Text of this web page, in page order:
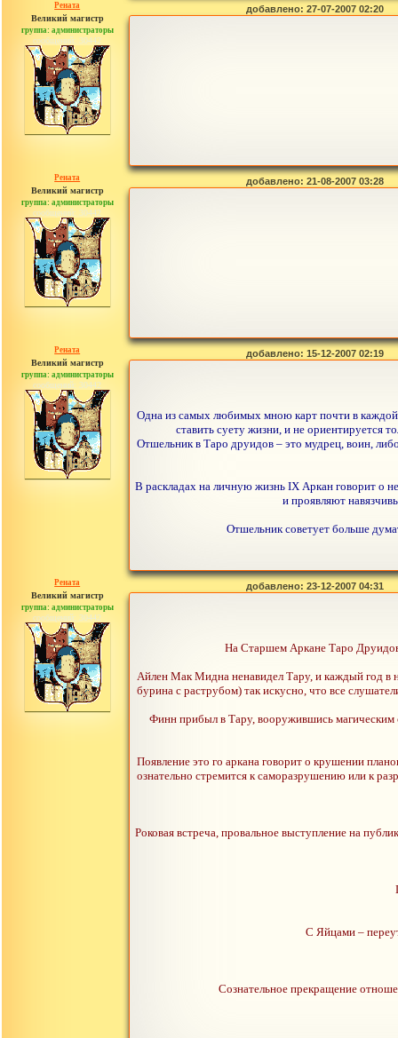
Рената
Великий магистр
группа: администраторы
сообщений: 30442
добавлено: 27-07-2007 02:20
Рената
Великий магистр
группа: администраторы
сообщений: 30442
добавлено: 21-08-2007 03:28
Рената
Великий магистр
группа: администраторы
сообщений: 30442
добавлено: 15-12-2007 02:19
Одна из самых любимых мною карт почти в каждой
ставить суету жизни, и не ориентируется
Отшельник в Таро друидов – это мудрец, воин,
В раскладах на личную жизнь IX Аркан говорит о
и проявляют
Отшельник советует больше
Рената
Великий магистр
группа: администраторы
сообщений: 30442
добавлено: 23-12-2007 04:31
На Старшем Аркане Таро
Айлен Мак Мидна ненавидел Тару, и каждый год в
бурина с раструбом) так искусно, что все
Финн прибыл в Тару, вооружившись магическим
Появление это го аркана говорит о крушении
ознательно стремится к саморазрушению или к
Роковая встреча, провальное выступление на
С Яйцами –
Сознательное прекращение